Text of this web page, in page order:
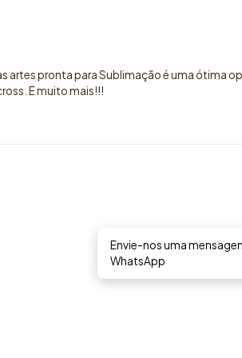
artes pronta para Sublimação é uma ótima
E muito mais!!!
Envie-nos uma
WhatsApp